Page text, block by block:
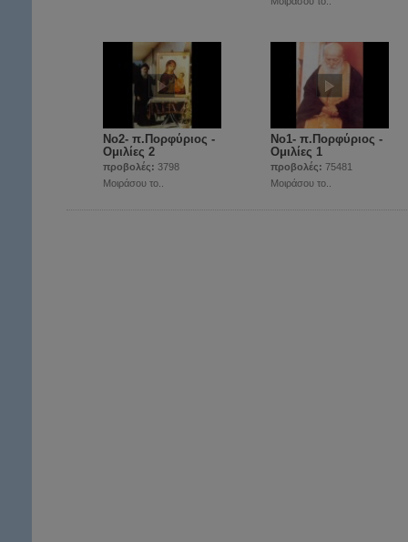
Νο2- π.Πορφύριος -
Ομιλίες 2
προβολές: 3798
Μοιράσου το..
Νο1- π.Πορφύριος -
Ομιλίες 1
προβολές: 75481
Μοιράσου το..